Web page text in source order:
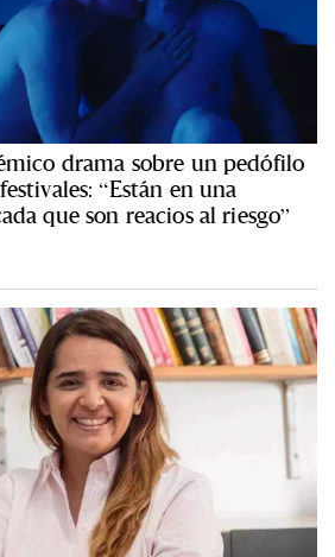
drama sobre un pedófilo
“Están en una
que son reacios al riesgo”